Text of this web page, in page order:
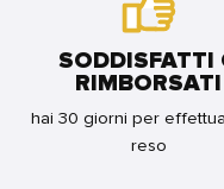
SODDISFATTI
RIMBORSATI
hai 30 giorni per
reso